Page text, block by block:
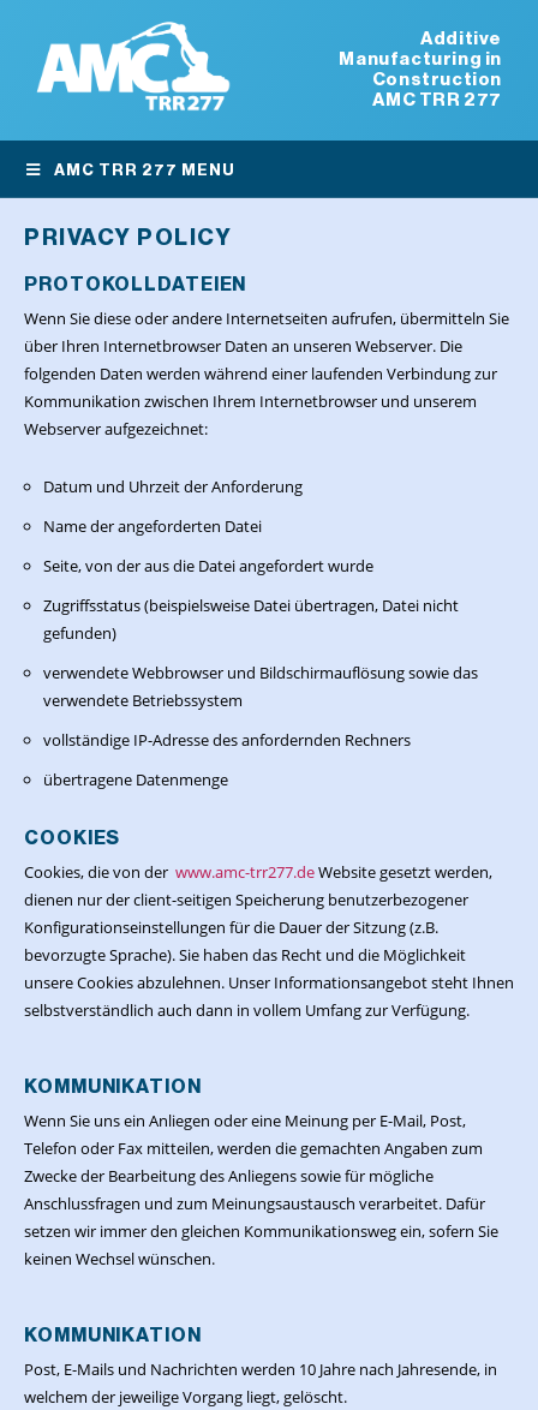
Additive
Manufacturing in
Construction
AMC TRR 277
AMC TRR 277 MENU
PRIVACY POLICY
PROTOKOLLDATEIEN
Wenn Sie diese oder andere Internetseiten aufrufen, übermitteln Sie
über Ihren Internetbrowser Daten an unseren Webserver. Die
folgenden Daten werden während einer laufenden Verbindung zur
Kommunikation zwischen Ihrem Internetbrowser und unserem
Webserver aufgezeichnet:
Datum und Uhrzeit der Anforderung
Name der angeforderten Datei
Seite, von der aus die Datei angefordert wurde
Zugriffsstatus (beispielsweise Datei übertragen, Datei nicht
gefunden)
verwendete Webbrowser und Bildschirmauflösung sowie das
verwendete Betriebssystem
vollständige IP-Adresse des anfordernden Rechners
übertragene Datenmenge
COOKIES
Cookies, die von der www.amc-trr277.deWebsite gesetzt werden,
dienen nur der client-seitigen Speicherung benutzerbezogener
Konfigurationseinstellungen für die Dauer der Sitzung (z.B.
bevorzugte Sprache). Sie haben das Recht und die Möglichkeit
unsere Cookies abzulehnen. Unser Informationsangebot steht Ihnen
selbstverständlich auch dann in vollem Umfang zur Verfügung.
KOMMUNIKATION
Wenn Sie uns ein Anliegen oder eine Meinung per E-Mail, Post,
Telefon oder Fax mitteilen, werden die gemachten Angaben zum
Zwecke der Bearbeitung des Anliegens sowie für mögliche
Anschlussfragen und zum Meinungsaustausch verarbeitet. Dafür
setzen wir immer den gleichen Kommunikationsweg ein, sofern Sie
keinen Wechsel wünschen.
KOMMUNIKATION
Post, E-Mails und Nachrichten werden 10 Jahre nach Jahresende, in
welchem der jeweilige Vorgang liegt, gelöscht.